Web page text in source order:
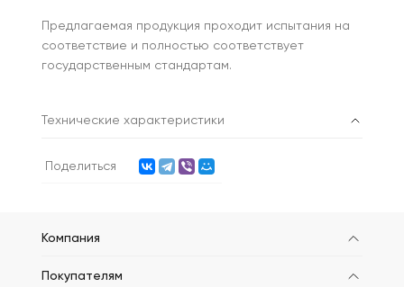
Предлагаемая продукция проходит испытания на
соответствие и полностью соответствует
государственным стандартам.
Технические характеристики
Поделиться
Компания
Покупателям